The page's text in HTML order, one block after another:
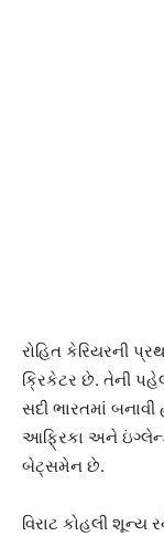
રોહિત કેરિયરની
ક્રિકેટર છે. તેની
સદી ભારતમાં
આફ્રિકા અને
બેટ્સમેન છે.
વિરાટ કોહલી શૂન્ય